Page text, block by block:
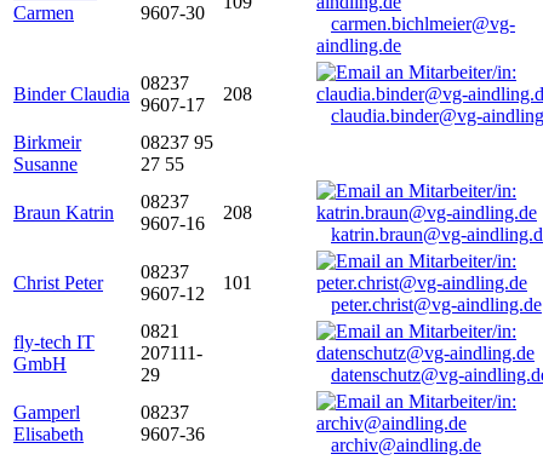
Carmen
9607-30
carmen.bichlmeier@vg-
aindling.de
Binder Claudia
08237
9607-17
208
claudia.binder@vg-
Birkmeir
Susanne
08237 95
27 55
Braun Katrin
08237
9607-16
208
katrin.braun@vg-
Christ Peter
08237
9607-12
101
peter.christ@vg-aindling.de
fly-tech IT
GmbH
0821
207111-
29
datenschutz@vg-
Gamperl
Elisabeth
08237
9607-36
archiv@aindling.de